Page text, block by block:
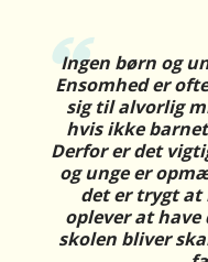
Ingen børn og
Ensomhed er
sig til alvorlig
hvis ikke
Derfor er det
og unge er
det er trygt at
oplever at
skolen bliver